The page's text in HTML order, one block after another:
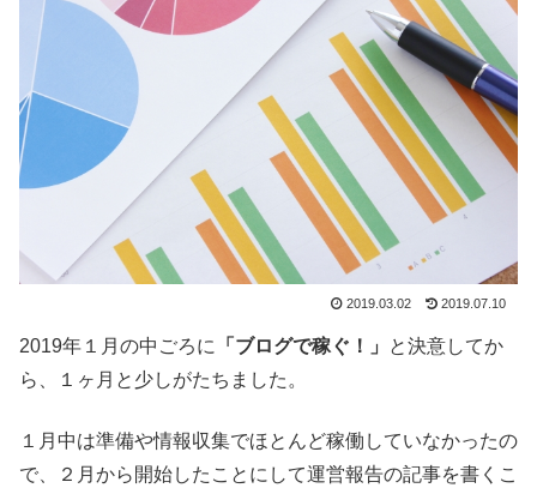
2019.03.02 2019.07.10
2019年１月の中ごろに 「ブログで稼ぐ！」
と決意してか
ら、１ヶ月と少しがたちました。
１月中は準備や情報収集でほとんど稼働していなかったの
で、２月から開始したことにして運営報告の記事を書くこ